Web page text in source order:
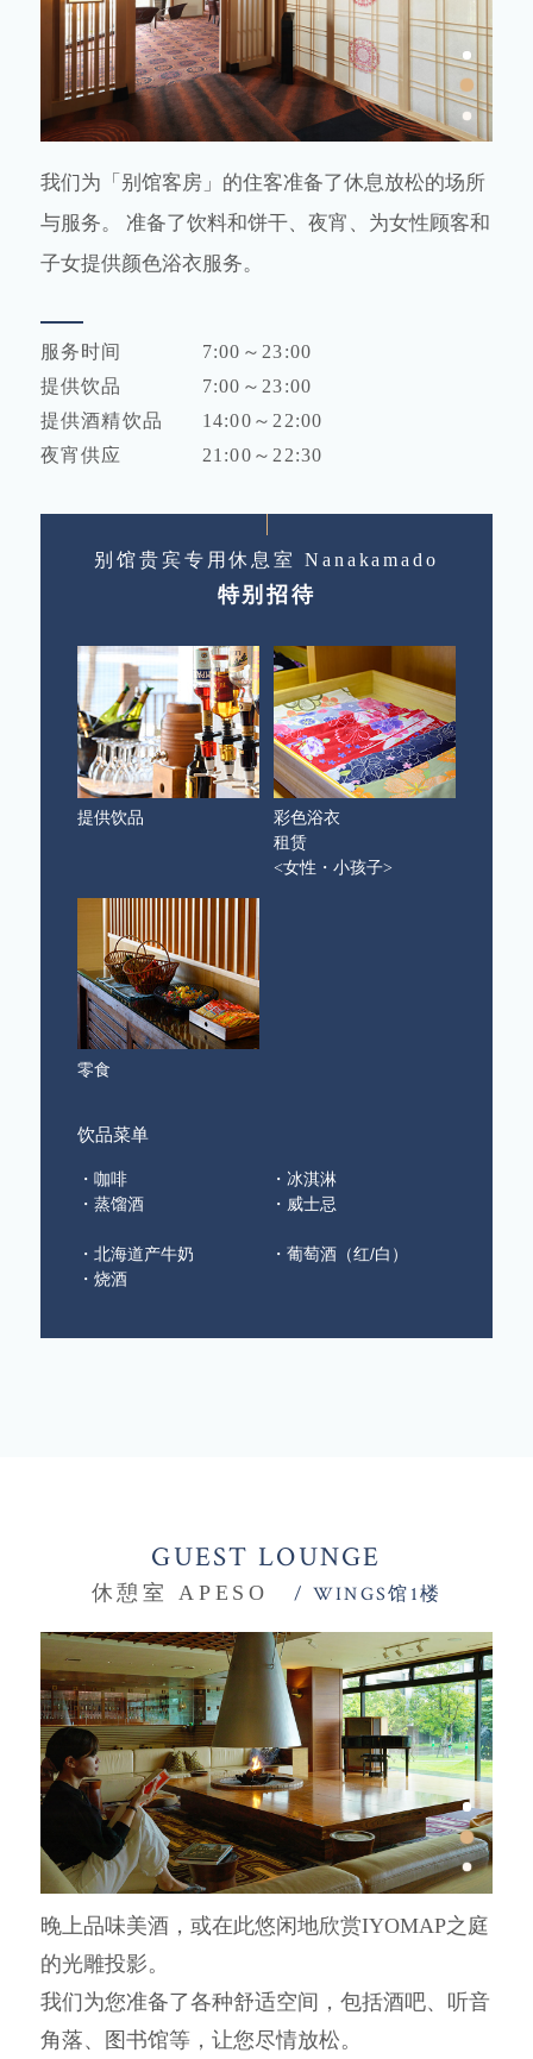
我们为「别馆客房」的住客准备了休息放松的场所
与服务。
准备了饮料和饼干、夜宵、为女性顾客和
子女提供颜色浴衣服务。
服务时间
7:00～23:00
提供饮品
7:00～23:00
提供酒精饮品
14:00～22:00
夜宵供应
21:00～22:30
别馆贵宾专用休息室 Nanakamado
特别招待
提供饮品
彩色浴衣
租赁
<女性・小孩子>
零食
饮品菜单
・咖啡
・蒸馏酒
・冰淇淋
・威士忌
・北海道产牛奶
・烧酒
・葡萄酒（红/白）
GUEST LOUNGE
休憩室 APESO / WINGS馆1楼
晚上品味美酒，或在此悠闲地欣赏IYOMAP之庭
的光雕投影。
我们为您准备了各种舒适空间，包括酒吧、听音
角落、图书馆等，让您尽情放松。